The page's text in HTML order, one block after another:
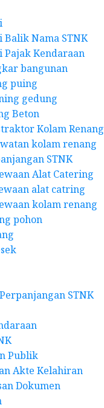
Nama STNK
Pajak Kendaraan
bangunan
puing
gedung
Beton
Kolam Renang
kolam renang
STNK
Alat Catering
alat catring
kolam renang
pohon
STNK
Publik
Akte Kelahiran
Dokumen